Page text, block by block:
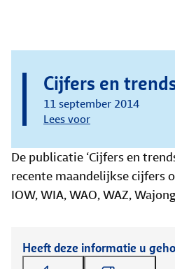
Cijfers en
11 september 2014
Lees voor
De publicatie ‘Cijfers en
recente maandelijkse cijfers
IOW, WIA, WAO, WAZ,
Heeft deze informatie u